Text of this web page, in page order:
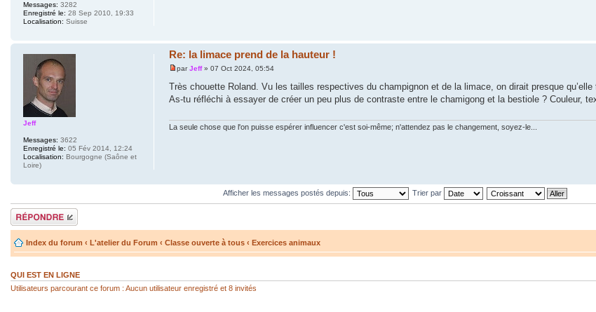
Messages: 3282
Enregistré le: 28 Sep 2010, 19:33
Localisation: Suisse
Re: la limace prend de la hauteur !
parJeff» 07 Oct 2024, 05:54
Très chouette Roland. Vu les tailles respectives du champignon et de la limace, on dirait presque qu’elle
As-tu réfléchi à essayer de créer un peu plus de contraste entre le chamigong et la bestiole ? Couleur,
La seule chose que l'on puisse espérer influencer c'est soi-même; n'attendez pas le changement, soyez-le...
Jeff
Messages: 3622
Enregistré le: 05 Fév 2014, 12:24
Localisation: Bourgogne (Saône et
Loire)
Afficher les messages postés depuis: Trier par
Répondre
Index du forum ‹ L'atelier du Forum ‹ Classe ouverte à tous ‹ Exercices animaux
QUI EST EN LIGNE
Utilisateurs parcourant ce forum : Aucun utilisateur enregistré et 8 invités